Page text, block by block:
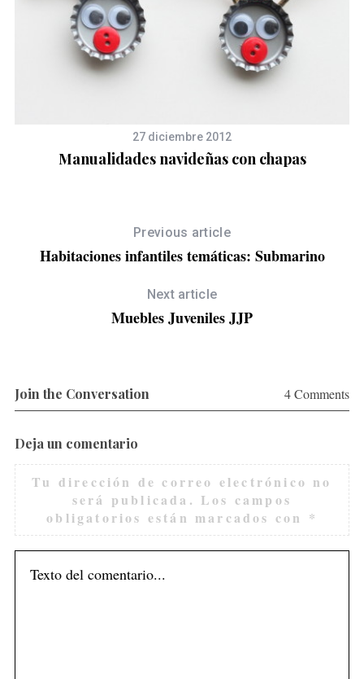
27 diciembre 2012
Manualidades navideñas con chapas
Previous article
Habitaciones infantiles temáticas: Submarino
Next article
Muebles Juveniles JJP
Join the Conversation 4 Comments
Deja un comentario
Tu dirección de correo electrónico no
será publicada. Los campos
obligatorios están marcados con *